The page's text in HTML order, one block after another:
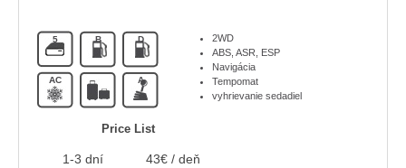
5 B D
AC A
2WD
ABS, ASR, ESP
Navigácia
Tempomat
vyhrievanie sedadiel
Price List
1-3 dní
43€ / deň